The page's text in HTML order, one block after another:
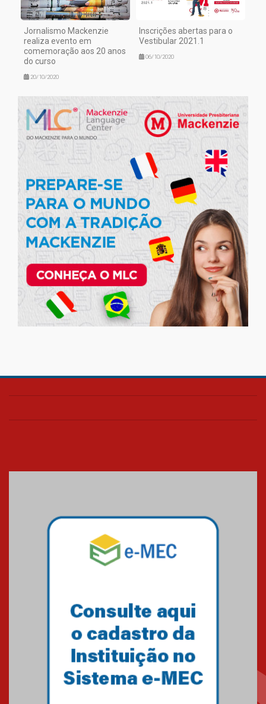
Jornalismo Mackenzie
realiza evento em
comemoração aos 20 anos
do curso
20/10/2020
Inscrições abertas para o
Vestibular 2021.1
06/10/2020